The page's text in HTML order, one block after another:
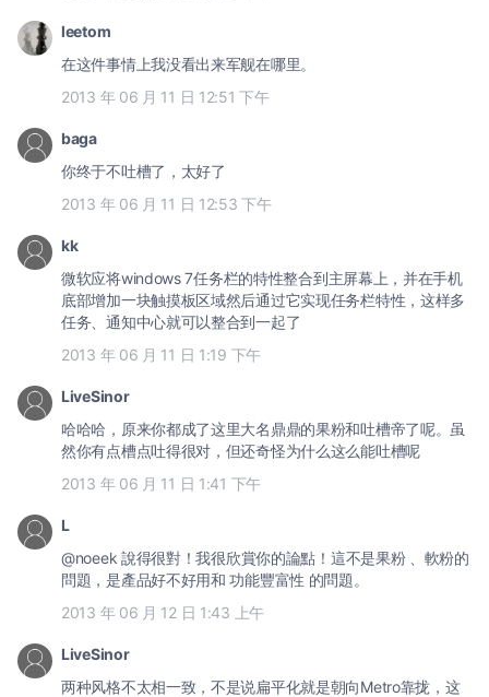
leetom
在这件事情上我没看出来军舰在哪里。
2013 年 06 月 11 日 12:51 下午
baga
你终于不吐槽了，太好了
2013 年 06 月 11 日 12:53 下午
kk
微软应将windows 7任务栏的特性整合到主屏幕上，并在手机
底部增加一块触摸板区域然后通过它实现任务栏特性，这样多
任务、通知中心就可以整合到一起了
2013 年 06 月 11 日 1:19 下午
LiveSinor
哈哈哈，原来你都成了这里大名鼎鼎的果粉和吐槽帝了呢。虽
然你有点槽点吐得很对，但还奇怪为什么这么能吐槽呢
2013 年 06 月 11 日 1:41 下午
L
@noeek 說得很對！我很欣賞你的論點！這不是果粉 、軟粉的
問題，是產品好不好用和 功能豐富性 的問題。
2013 年 06 月 12 日 1:43 上午
LiveSinor
两种风格不太相一致，不是说扁平化就是朝向Metro靠拢，这